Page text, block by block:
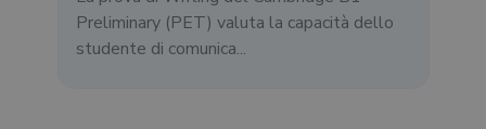
Preliminary (PET) valuta la capacità dello
studente di comunica...